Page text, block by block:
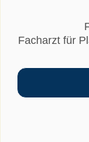
Facharzt für